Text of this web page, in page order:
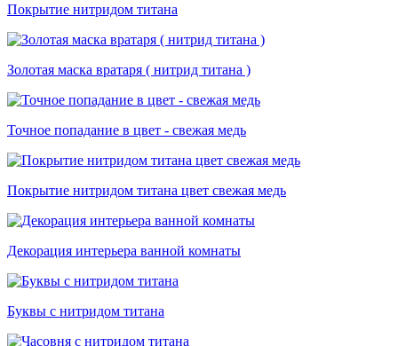
Покрытие нитридом титана
Золотая маска вратаря ( нитрид титана )
Точное попадание в цвет - свежая медь
Покрытие нитридом титана цвет свежая медь
Декорация интерьера ванной комнаты
Буквы с нитридом титана